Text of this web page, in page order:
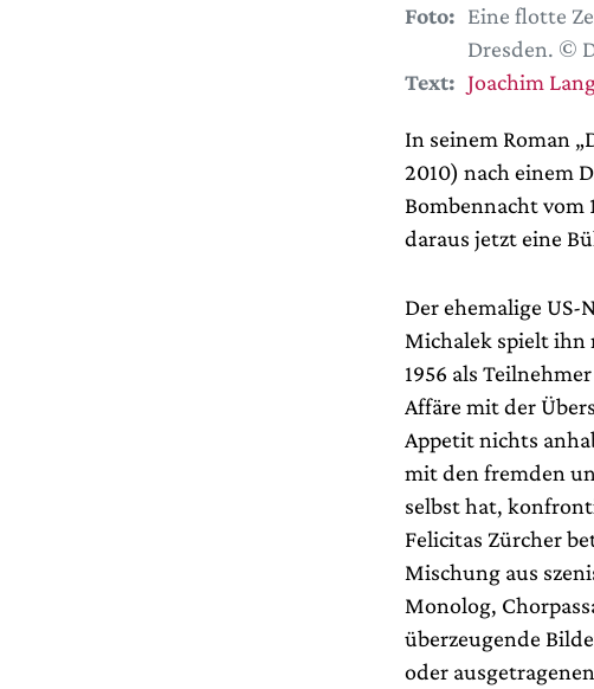
Foto: Eine flotte
Dresden. ©
Text: Joachim
In seinem Roman
2010) nach einem
Bombennacht vom
daraus jetzt eine
Der ehemalige
Michalek spielt ihn
1956 als
Affäre mit der
Appetit nichts
mit den fremden
selbst hat,
Felicitas Zürcher
Mischung aus
Monolog,
überzeugende
oder